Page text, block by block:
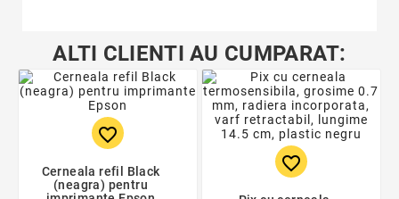
ALTI CLIENTI AU CUMPARAT:
favorite_border
Cerneala refil Black
(neagra) pentru
favorite_border